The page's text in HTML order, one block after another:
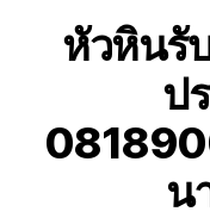
หัวหินรั
ป
น